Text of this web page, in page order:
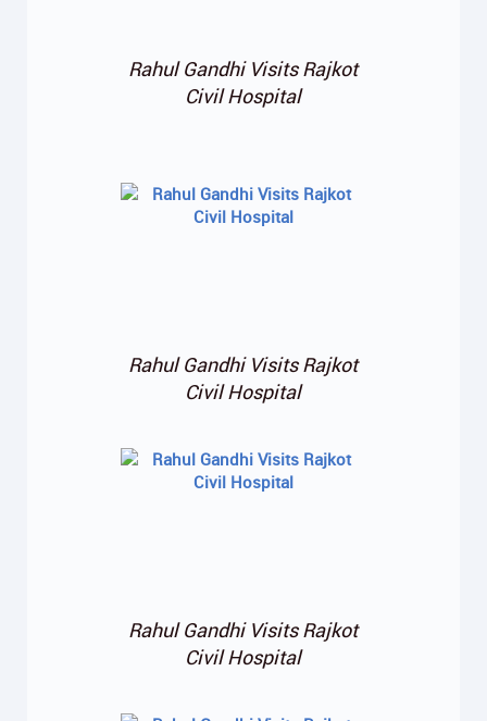
Rahul Gandhi Visits Rajkot
Civil Hospital
Rahul Gandhi Visits Rajkot
Civil Hospital
Rahul Gandhi Visits Rajkot
Civil Hospital